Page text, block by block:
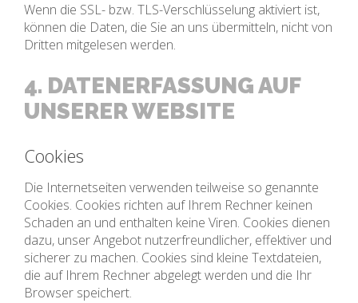
Wenn die SSL- bzw. TLS-Verschlüsselung aktiviert ist,
können die Daten, die Sie an uns übermitteln, nicht von
Dritten mitgelesen werden.
4. DATENERFASSUNG AUF
UNSERER WEBSITE
Cookies
Die Internetseiten verwenden teilweise so genannte
Cookies. Cookies richten auf Ihrem Rechner keinen
Schaden an und enthalten keine Viren. Cookies dienen
dazu, unser Angebot nutzerfreundlicher, effektiver und
sicherer zu machen. Cookies sind kleine Textdateien,
die auf Ihrem Rechner abgelegt werden und die Ihr
Browser speichert.